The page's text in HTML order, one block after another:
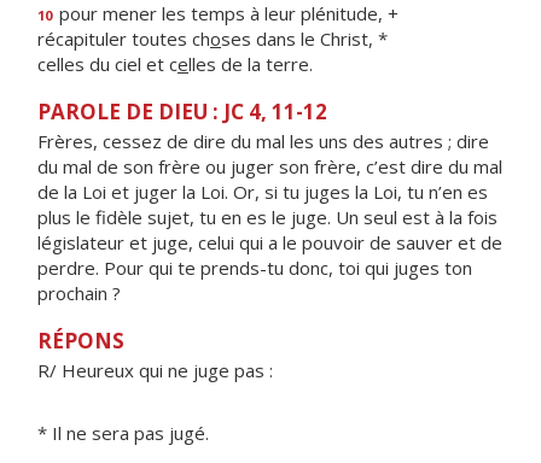
10 pour mener les temps à leur plénitude, +
récapituler toutes choses dans le Christ, *
celles du ciel et celles de la terre.
PAROLE DE DIEU : JC 4, 11-12
Frères, cessez de dire du mal les uns des autres ; dire
du mal de son frère ou juger son frère, c’est dire du mal
de la Loi et juger la Loi. Or, si tu juges la Loi, tu n’en es
plus le fidèle sujet, tu en es le juge. Un seul est à la fois
législateur et juge, celui qui a le pouvoir de sauver et de
perdre. Pour qui te prends-tu donc, toi qui juges ton
prochain ?
RÉPONS
R/ Heureux qui ne juge pas :
* Il ne sera pas jugé.